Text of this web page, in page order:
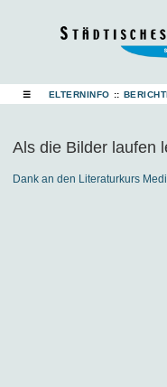
☰ ELTERNINFO ::
Als die Bilder laufen
Dank an den Literaturkurs